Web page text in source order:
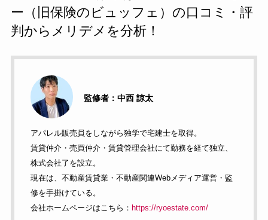
ー（旧保険のビュッフェ）の口コミ・評
判からメリデメを分析！
監修者：中西 諒太
アパレル販売員をしながら独学で宅建士を取得。
賃貸仲介・売買仲介・賃貸管理会社にて勤務を経て独立、
株式会社了を設立。
現在は、不動産賃貸業・不動産関連Webメディア運営・監
修を手掛けている。
会社ホームページはこちら： https://ryoestate.com/